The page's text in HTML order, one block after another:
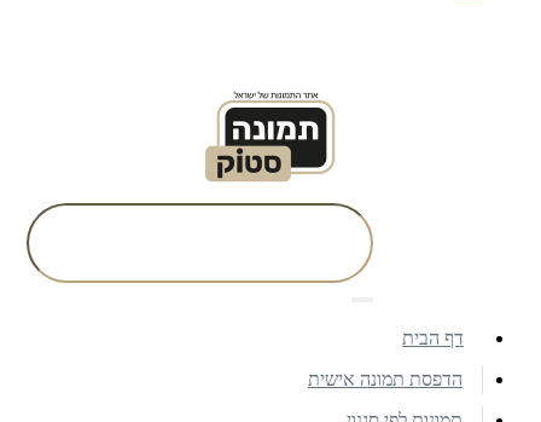
דף הבית
הדפסת תמונה אישית